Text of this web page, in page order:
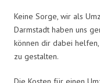
Keine Sorge, wir als
Darmstadt haben uns
können dir dabei
zu gestalten.